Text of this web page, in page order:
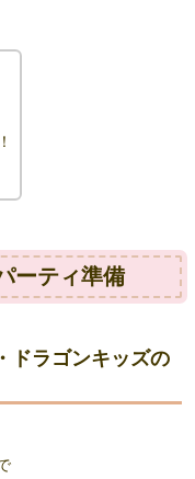
ーティ準備
ドラゴンキッズの